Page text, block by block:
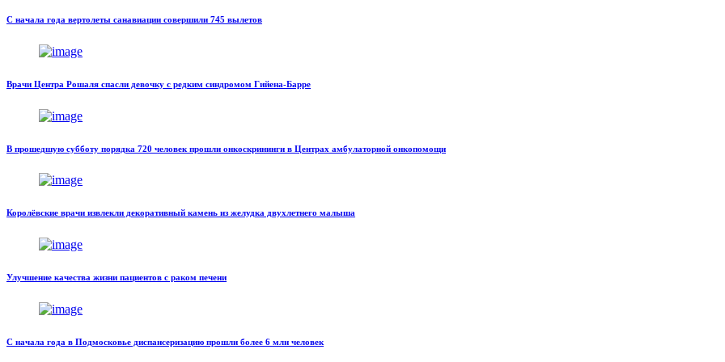
С начала года вертолеты санавиации совершили 745 вылетов
Врачи Центра Рошаля спасли девочку с редким синдромом Гийена-Барре
В прошедшую субботу порядка 720 человек прошли онкоскрининги в Центрах амбулаторной онкопомощи
Королёвские врачи извлекли декоративный камень из желудка двухлетнего малыша
Улучшение качества жизни пациентов с раком печени
С начала года в Подмосковье диспансеризацию прошли более 6 млн человек